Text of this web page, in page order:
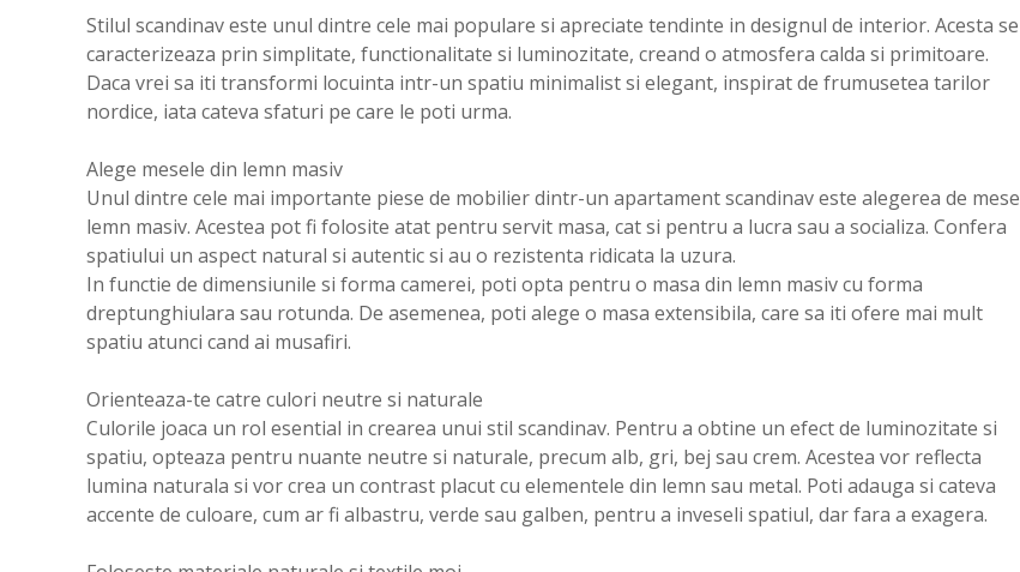
Stilul scandinav este unul dintre cele mai populare si apreciate tendinte in designul de interior. Acesta se
caracterizeaza prin simplitate, functionalitate si luminozitate, creand o atmosfera calda si primitoare.
Daca vrei sa iti transformi locuinta intr-un spatiu minimalist si elegant, inspirat de frumusetea tarilor
nordice, iata cateva sfaturi pe care le poti urma.
Alege mesele din lemn masiv
Unul dintre cele mai importante piese de mobilier dintr-un apartament scandinav este alegerea de mese
lemn masiv. Acestea pot fi folosite atat pentru servit masa, cat si pentru a lucra sau a socializa. Confera
spatiului un aspect natural si autentic si au o rezistenta ridicata la uzura.
In functie de dimensiunile si forma camerei, poti opta pentru o masa din lemn masiv cu forma
dreptunghiulara sau rotunda. De asemenea, poti alege o masa extensibila, care sa iti ofere mai mult
spatiu atunci cand ai musafiri.
Orienteaza-te catre culori neutre si naturale
Culorile joaca un rol esential in crearea unui stil scandinav. Pentru a obtine un efect de luminozitate si
spatiu, opteaza pentru nuante neutre si naturale, precum alb, gri, bej sau crem. Acestea vor reflecta
lumina naturala si vor crea un contrast placut cu elementele din lemn sau metal. Poti adauga si cateva
accente de culoare, cum ar fi albastru, verde sau galben, pentru a inveseli spatiul, dar fara a exagera.